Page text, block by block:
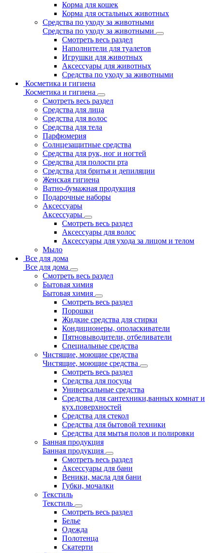
Корма для кошек
Корма для остальных животных
Средства по уходу за животными
Средства по уходу за животными
Смотреть весь раздел
Наполнители для туалетов
Игрушки для животных
Аксессуары для животных
Средства по уходу за животными
Косметика и гигиена
Косметика и гигиена
Смотреть весь раздел
Средства для лица
Средства для волос
Средства для тела
Парфюмерия
Солнцезащитные средства
Средства для рук, ног и ногтей
Средства для полости рта
Средства для бритья и депиляции
Женская гигиена
Ватно-бумажная продукция
Подарочные наборы
Аксессуары
Аксессуары
Смотреть весь раздел
Аксессуары для волос
Аксессуары для ухода за лицом и телом
Мыло
Все для дома
Все для дома
Смотреть весь раздел
Бытовая химия
Бытовая химия
Смотреть весь раздел
Порошки
Жидкие средства для стирки
Кондиционеры, ополаскиватели
Пятновыводители, отбеливатели
Специальные средства
Чистящие, моющие средства
Чистящие, моющие средства
Смотреть весь раздел
Средства для посуды
Универсальные средства
Средства для сантехники,ванных комнат и
кух.поверхностей
Средства для стекол
Средства для бытовой техники
Средства для мытья полов и полировки
Банная продукция
Банная продукция
Смотреть весь раздел
Аксессуары для бани
Веники, масла для бани
Губки, мочалки
Текстиль
Текстиль
Смотреть весь раздел
Белье
Одежда
Полотенца
Скатерти